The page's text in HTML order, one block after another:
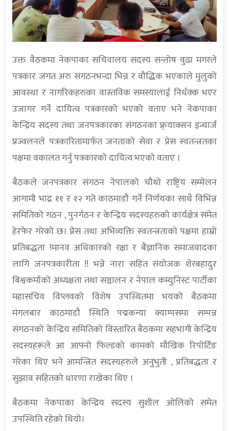
उक्त वैठकमा नेकपाका सचिवालय सदस्य सन्तोष वुढा मगरले
पत्रकार जगत अरु संगठनभन्दा भिन्न र वौद्धिक भएकाले मुलुको
आवस्था र नागरिकहरुका वास्तविक समस्यालाई निर्धक्क भएर
उजागर गर्ने दायित्व पत्रकारको भएको वताए भने नेकपाका
केन्द्रिय सदस्य तथा जनपत्रकारका संगठनका फ्र्याक्सन इन्चार्ज
प्रज्वलनले पत्रकारितामार्फत जनताको सेवा र प्रेस स्वतन्त्रतका
पक्षमा वकालत गर्नु पत्रकारको दायित्व भएको वताए ।
बैठकले जनपत्रकार संगठन नेपालको चौथो राष्ट्रिय सम्मेलन
आगामी भाद्र ११ र १२ गते काठमाडौ गर्ने निर्णयका साथै विभिन्न
समितिको गठन , पुनर्गठन र केन्द्रिय सदस्यहरुको कार्यक्षेत्र समेत
हेरफेर गरेको छ। प्रेस तथा अभिव्यक्ति स्वतन्त्रताको पक्षमा हाम्रो
प्रतिबद्धता !मानव अधिकारको रक्षा र बैज्ञानिक समाजवादका
लागि जनपत्रकारीता !! भन्ने नारा सहित संयोजक शेरबहादुर
बिश्वकर्माको अध्यक्षता तथा सञ्चालन र नेपाल कम्युनिस्ट पार्टीका
महासचिव विप्लवको विशेष उपस्थितमा भयको बैठकमा
मंगलबार काठमाडौ स्थिति पद्मकन्या क्याम्पसमा सम्पन्न
संगठनको केन्द्रिय समितिको विस्तारित बैठकमा सहभागी केन्द्रिय
सदस्यहरूले आ आफ्नो फिल्डको कामको मौखिक रिपोर्टिङ
गरेका थिए भने आमन्त्रित सदस्यहरुले अनुभुती , प्रतिबद्धता र
सुझाव सहितको धारणा राखेका थिए ।
बैठकमा नेकपाका केन्द्रिय सदस्य सुशील ओलिको समेत
उपस्थिति रहेको थियो।